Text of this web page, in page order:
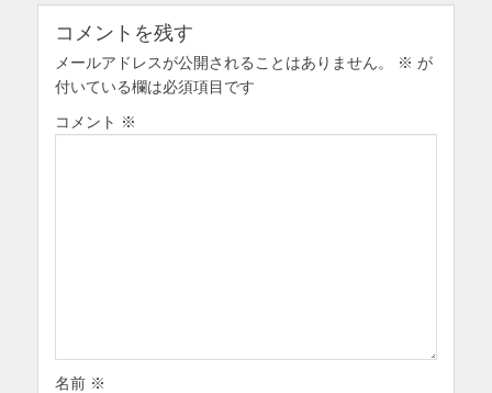
シ
ョ
ン
コメントを残す
メールアドレスが公開されることはありません。 ※ が
付いている欄は必須項目です
コメント ※
名前 ※